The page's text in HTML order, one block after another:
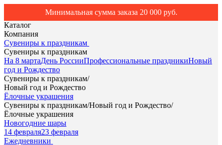
Минимальная сумма заказа 20 000 руб.
Каталог
Компания
Сувениры к праздникам
Сувениры к праздникам
На 8 мартаДень РоссииПрофессиональные праздникиНовый
год и Рождество
Сувениры к праздникам/
Новый год и Рождество
Ёлочные украшения
Сувениры к праздникам/Новый год и Рождество/
Ёлочные украшения
Новогодние шары
14 февраля23 февраля
Ежедневники